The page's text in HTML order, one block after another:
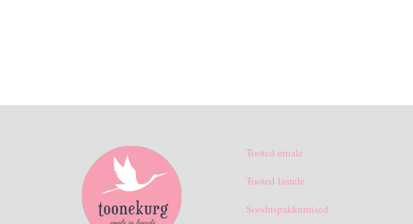
Tooted emale
Tooted lastele
Sooduspakkumised